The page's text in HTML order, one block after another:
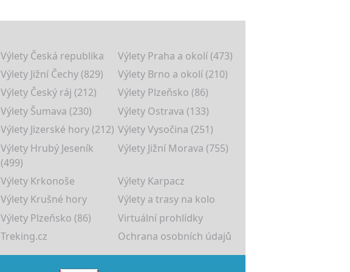
Výlety Česká republika
Výlety Praha a okolí (473)
Výlety Jižní Čechy (829)
Výlety Brno a okolí (210)
Výlety Český ráj (212)
Výlety Plzeňsko (86)
Výlety Šumava (230)
Výlety Ostrava (133)
Výlety Jizerské hory (212) Výlety Vysočina (251)
Výlety Hrubý Jeseník
(499)
Výlety Jižní Morava (755)
Výlety Krkonoše
Výlety Karpacz
Výlety Krušné hory
Výlety a trasy na kolo
Výlety Plzeňsko (86)
Virtuální prohlídky
Treking.cz Ochrana osobních údajů